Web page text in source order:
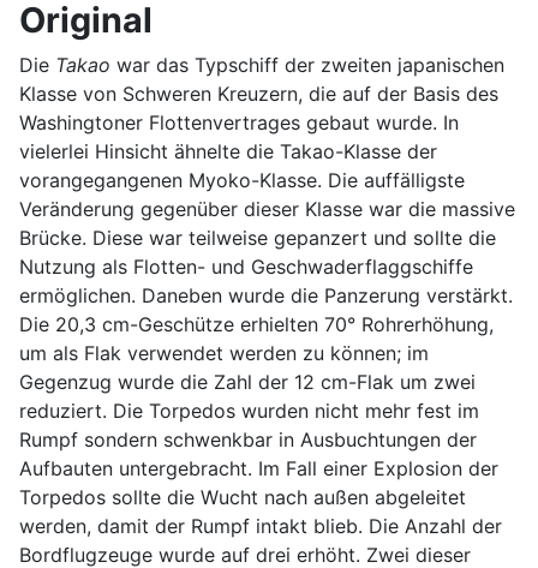
Original
Die Takao war das Typschiff der zweiten japanischen
Klasse von Schweren Kreuzern, die auf der Basis des
Washingtoner Flottenvertrages gebaut wurde. In
vielerlei Hinsicht ähnelte die Takao-Klasse der
vorangegangenen Myoko-Klasse. Die auffälligste
Veränderung gegenüber dieser Klasse war die massive
Brücke. Diese war teilweise gepanzert und sollte die
Nutzung als Flotten- und Geschwaderflaggschiffe
ermöglichen. Daneben wurde die Panzerung verstärkt.
Die 20,3 cm-Geschütze erhielten 70° Rohrerhöhung,
um als Flak verwendet werden zu können; im
Gegenzug wurde die Zahl der 12 cm-Flak um zwei
reduziert. Die Torpedos wurden nicht mehr fest im
Rumpf sondern schwenkbar in Ausbuchtungen der
Aufbauten untergebracht. Im Fall einer Explosion der
Torpedos sollte die Wucht nach außen abgeleitet
werden, damit der Rumpf intakt blieb. Die Anzahl der
Bordflugzeuge wurde auf drei erhöht. Zwei dieser